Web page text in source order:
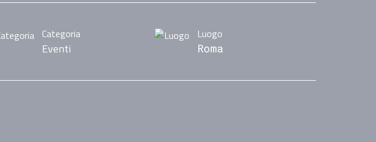
Categoria
Eventi
Luogo
Roma